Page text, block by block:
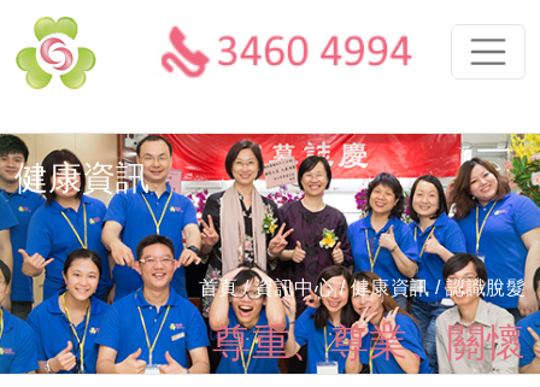
健康資訊
首頁/ 資訊中心 /健康資訊/ 認識脫髮
尊重、尊業、關懷